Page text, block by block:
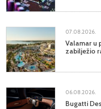
07.08.2026.
Valamar u
zabilježio
06.08.2026.
Bugatti